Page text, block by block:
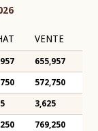
VENTE
655,957
572,750
3,625
769,250